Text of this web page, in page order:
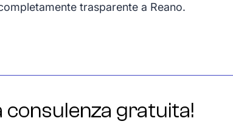
trasparente a Reano.
consulenza gratuita!